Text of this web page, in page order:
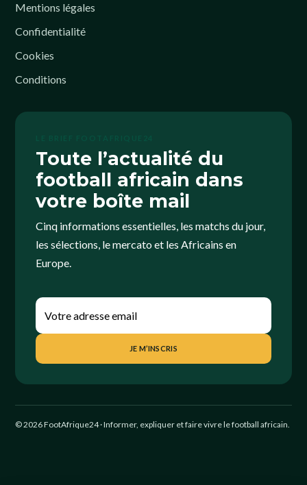
Mentions légales
Confidentialité
Cookies
Conditions
Toute l’actualité du
football africain dans
votre boîte mail
Cinq informations essentielles, les matchs du jour,
les sélections, le mercato et les Africains en
Europe.
JE M’INSCRIS
© 2026 FootAfrique24 · Informer, expliquer et faire vivre le football africain.